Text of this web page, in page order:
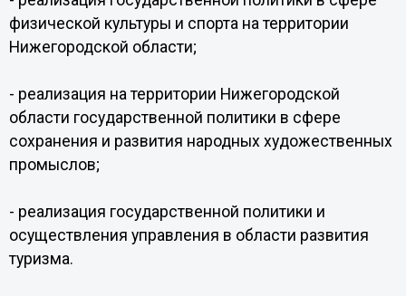
физической культуры и спорта на территории
Нижегородской области;
- реализация на территории Нижегородской
области государственной политики в сфере
сохранения и развития народных художественных
промыслов;
- реализация государственной политики и
осуществления управления в области развития
туризма.